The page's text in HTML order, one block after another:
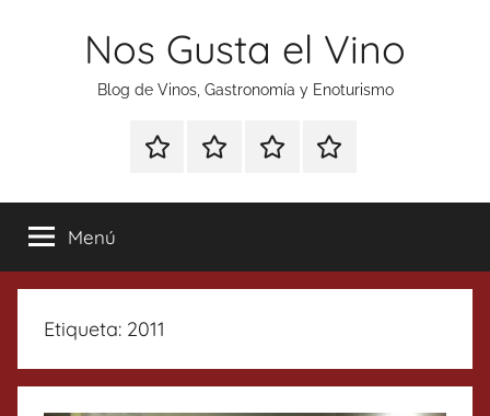
Nos Gusta el Vino
Blog de Vinos, Gastronomía y Enoturismo
Especial
Tonics
Enoturismo
Gastronomía
RankingContacto
Menú
Etiqueta: 2011